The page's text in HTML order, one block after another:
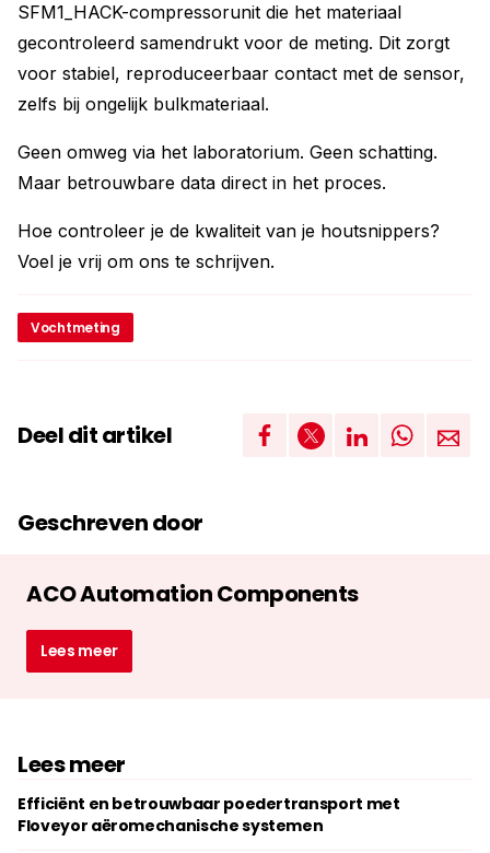
SFM1_HACK-compressorunit die het materiaal
gecontroleerd samendrukt voor de meting. Dit zorgt
voor stabiel, reproduceerbaar contact met de sensor,
zelfs bij ongelijk bulkmateriaal.
Geen omweg via het laboratorium. Geen schatting.
Maar betrouwbare data direct in het proces.
Hoe controleer je de kwaliteit van je houtsnippers?
Voel je vrij om ons te schrijven.
Vochtmeting
Deel dit artikel
Geschreven door
ACO Automation Components
Lees meer
Lees meer
Efficiënt en betrouwbaar poedertransport met
Floveyor aëromechanische systemen